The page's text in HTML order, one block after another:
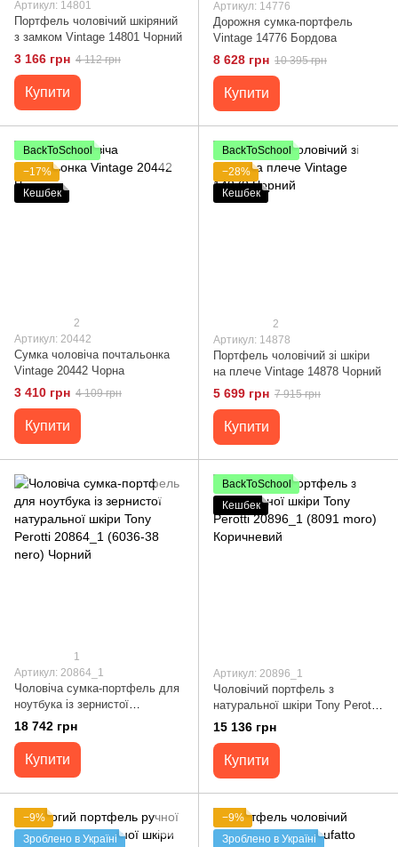
Артикул: 14801
Портфель чоловічий шкіряний
з замком Vintage 14801 Чорний
3 166 грн 4 112 грн
Купити
Артикул: 14776
Дорожня сумка-портфель
Vintage 14776 Бордова
8 628 грн 10 395 грн
Купити
BackToSchool
−17%
Кешбек
2
Артикул: 20442
Сумка чоловіча почтальонка
Vintage 20442 Чорна
3 410 грн 4 109 грн
Купити
BackToSchool
−28%
Кешбек
2
Артикул: 14878
Портфель чоловічий зі шкіри
на плече Vintage 14878 Чорний
5 699 грн 7 915 грн
Купити
1
Артикул: 20864_1
Чоловіча сумка-портфель для
ноутбука із зернистої
натуральної шкіри Tony Perotti
20864_1 (6036-38 nero) Чорний
18 742 грн
Купити
BackToSchool
Кешбек
Артикул: 20896_1
Чоловічий портфель з
натуральної шкіри Tony Perotti
20896_1 (8091 moro)
Коричневий
15 136 грн
Купити
−9%
Зроблено в Україні
−9%
Зроблено в Україні